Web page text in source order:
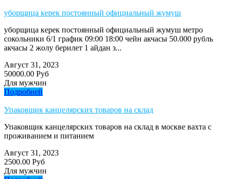
уборщица керек постоянный официальный жумуш
уборщица керек постоянный официальный жумуш метро
сокольники 6/1 график 09:00 18:00 чейн акчасы 50.000 рубль
акчасы 2 жолу берилет 1 айдан з...
Август 31, 2023
50000.00 Руб
Для мужчин
Подробней
Упаковщик канцелярских товаров на склад
Упаковщик канцелярских товаров на склад в москве вахта с
проживанием и питанием
Август 31, 2023
2500.00 Руб
Для мужчин